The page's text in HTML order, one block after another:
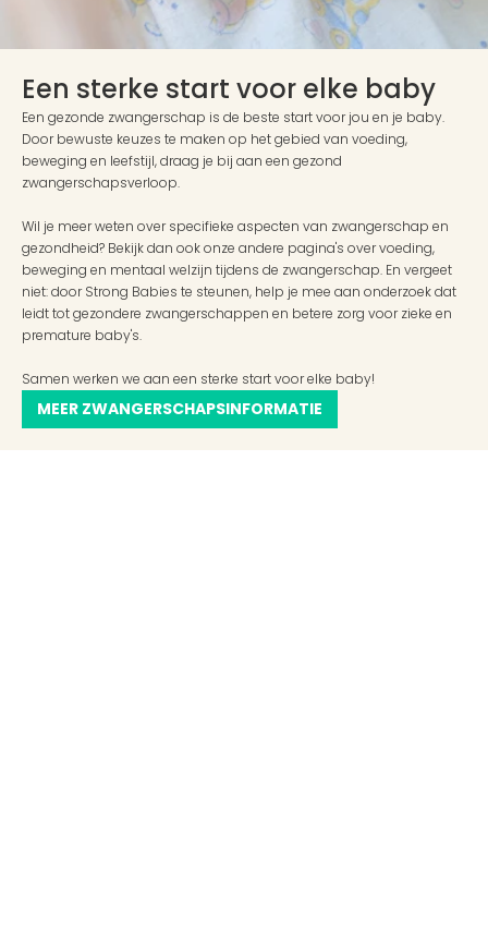
Een sterke start voor elke baby
Een gezonde zwangerschap is de beste start voor jou en je baby.
Door bewuste keuzes te maken op het gebied van voeding,
beweging en leefstijl, draag je bij aan een gezond
zwangerschapsverloop.
Wil je meer weten over specifieke aspecten van zwangerschap en
gezondheid? Bekijk dan ook onze andere pagina's over voeding,
beweging en mentaal welzijn tijdens de zwangerschap. En vergeet
niet: door Strong Babies te steunen, help je mee aan onderzoek dat
leidt tot gezondere zwangerschappen en betere zorg voor zieke en
premature baby's.
Samen werken we aan een sterke start voor elke baby!
MEER ZWANGERSCHAPSINFORMATIE